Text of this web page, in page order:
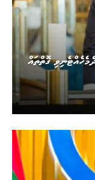
ގޮތްތައް